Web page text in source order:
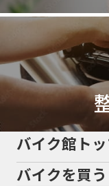
400ｃｃス
43馬力4648
4ミニ4月4
50cc新車
50周年記念
5インチカ
60Thモデル
61馬力636cc
バイク館ト
バイクを買う